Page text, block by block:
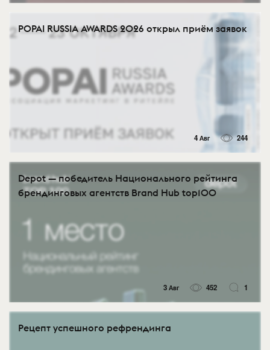
POPAI RUSSIA AWARDS 2026 открыл приём заявок
4 Авг 244
Depot — победитель Национального рейтинга
брендинговых агентств Brand Hub top100
3 Авг 452 1
Рецепт успешного рефрендинга